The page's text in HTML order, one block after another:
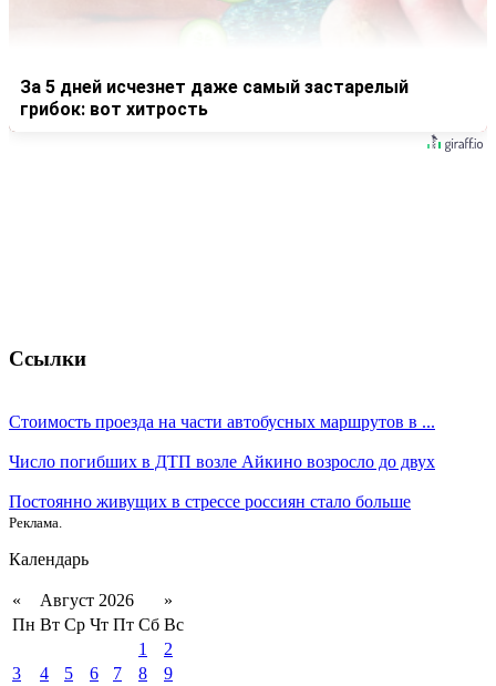
За 5 дней исчезнет даже самый застарелый
грибок: вот хитрость
Ссылки
Стоимость проезда на части автобусных маршрутов в ...
Число погибших в ДТП возле Айкино возросло до двух
Постоянно живущих в стрессе россиян стало больше
Реклама.
Календарь
« Август 2026
»
Пн Вт Ср Чт Пт Сб Вс
1
2
3
4 5 6 7 8
9